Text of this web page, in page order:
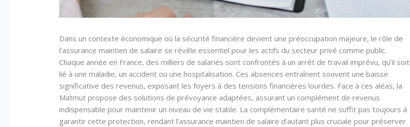
Dans un contexte économique où la sécurité financière devient une préoccupation majeure, le rôle de
l’assurance maintien de salaire se révèle essentiel pour les actifs du secteur privé comme public.
Chaque année en France, des milliers de salariés sont confrontés à un arrêt de travail imprévu, qu’il soit
lié à une maladie, un accident ou une hospitalisation. Ces absences entraînent souvent une baisse
significative des revenus, exposant les foyers à des tensions financières lourdes. Face à ces aléas, la
Matmut propose des solutions de prévoyance adaptées, assurant un complément de revenus
indispensable pour maintenir un niveau de vie stable. La complémentaire santé ne suffit pas toujours à
garantir cette protection, rendant l’assurance maintien de salaire d’autant plus cruciale pour préserver